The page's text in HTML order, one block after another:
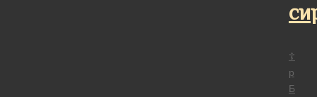
☦
р
Б